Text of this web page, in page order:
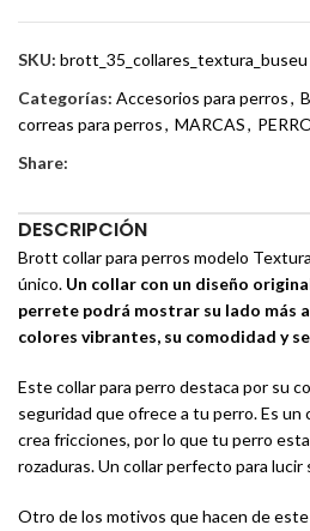
SKU: brott_35_collares_textura_buseu
Categorías: Accesorios para perros,
correas para perros, MARCAS,
Share:
DESCRIPCIÓN
Brott collar para perros modelo
único. Un collar con un diseño
perrete podrá mostrar su lado más
colores vibrantes, su comodidad y
Este collar para perro destaca por su
seguridad que ofrece a tu perro. Es un
crea fricciones, por lo que tu perro
rozaduras. Un collar perfecto para lucir
Otro de los motivos que hacen de